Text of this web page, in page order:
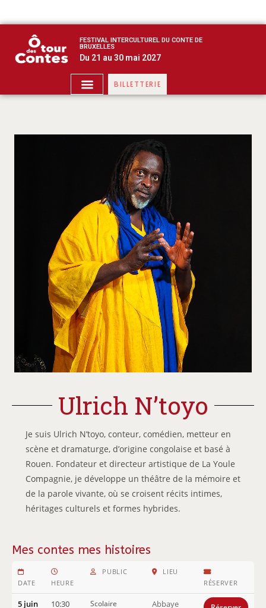
FESTIVAL INTERCULTUREL DU CONTE DE
BRUXELLES
Du 21 au 30 mai 2027
BILLETTERIE
Ulrich N’toyo
Je suis Ulrich N’toyo, conteur, comédien, metteur en
scène et dramaturge, d’origine congolaise et basé à
Rouen. Fondateur et directeur artistique de La Youle
Compagnie, je développe un théâtre de la mémoire et
de la parole vivante, où se croisent récits intimes,
héritages culturels et formes hybrides.
Mes contes mes histoires
DATE HEURE
PUBLIC
LIEU
RÉSERVER
5 juin 10:30
Scolaire
Abbaye